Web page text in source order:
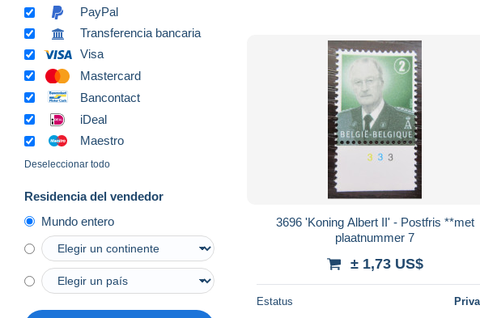
PayPal
Transferencia bancaria
Visa
Mastercard
Bancontact
iDeal
Maestro
Deseleccionar todo
Residencia del vendedor
Mundo entero
3696 'Koning Albert II' - Postfris **met
plaatnummer 7
± 1,73 US$
Estatus